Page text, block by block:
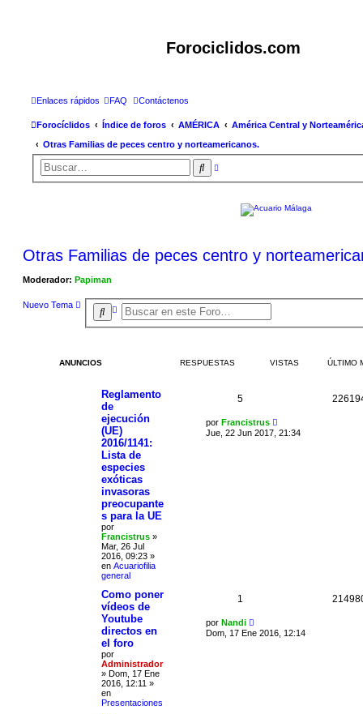
Forociclidos.com
Enlaces rápidos FAQ Contáctenos
Forocíclidos Índice de foros AMÉRICA
América Central y
Otras Familias de peces centro y norteamericanos.
B
u
B
s
a
n
a
Otras Familias de peces centro y
Moderador: Papiman
Nuevo Tema
B
u
B
s
v
z
a
d
a
ANUNCIOS RESPUESTAS VISTAS ÚLTIMO
Reglamento
de
ejecución
(UE)
2016/1141:
Lista de
especies
exóticas
invasoras
preocupante
s para la UE
por
Francistrus »
Mar, 26 Jul
2016, 09:23 »
en Acuariofilia
general
5
por Francistrus
Jue, 22 Jun 2017, 21:34
Como poner
vídeos de
Youtube
directos en
el foro
por
Administrador
» Dom, 17 Ene
2016, 12:11 »
en
Presentaciones
1
por Nandi
Dom, 17 Ene 2016, 12:14